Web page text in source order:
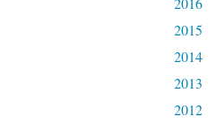
2015
2014
2013
2012